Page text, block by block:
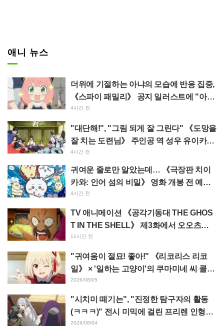
애니 뉴스
더위에 기절하는 아냐의 모습에 반응 집중,
《스파이 패밀리》 공지 일러스트에 "아냐
가 녹고 있다"
4시간 전
"대단해!", "그림 되게 잘 그린다" 《도망을
잘 치는 도련님》 주인공 역 성우 유이카와
아사키의 제13화 ED 일러스트에 찬사 속
출
4시간 전
귀여운 줄로만 알았는데… 《극장판 치이
카와: 인어 섬의 비밀》 영화 개봉 전 예습
영상이 "생각 이상으로 가혹하다", "노동
얘기뿐이다"라며 갭에 놀라는 목소리
4시간 전
TV 애니메이션 《공각기동대 THE GHOS
T IN THE SHELL》 제3화에서 오오츠카
아키오가 연기하는 마레스 대령 등장! 캐스
트 코멘트 & 엔드 카드 공개
11시간 전
"귀여움이 절묘! 좋아!" 《리코리스 리코
일》 × '일하는 고양이'의 쿠마미네 씨 콜라
보 발표에 "좋아!" 반응 잇따라
2026/08/05
"시치미 떼기는", "진정한 탐구자의 활동
(ㅋㅋㅋ)" 전시 미믹에 걸린 프리렌 인형에
태클 쇄도 《장송의 프리렌》
2026/08/04